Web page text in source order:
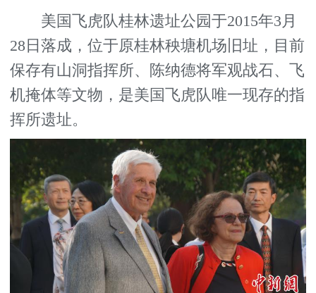
美国飞虎队桂林遗址公园于2015年3月
28日落成，位于原桂林秧塘机场旧址，目前
保存有山洞指挥所、陈纳德将军观战石、飞
机掩体等文物，是美国飞虎队唯一现存的指
挥所遗址。